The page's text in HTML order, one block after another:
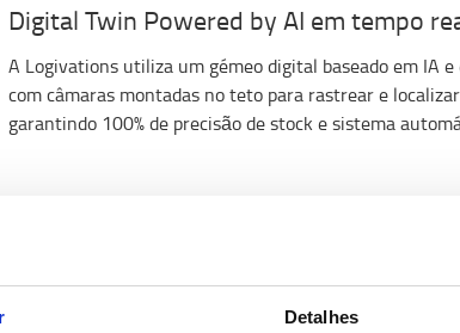
Detalhes
Digital Twin Powered by AI em tempo
A Logivations utiliza um gémeo digital baseado em IA
com câmaras montadas no teto para rastrear e
garantindo 100% de precisão de stock e sistema